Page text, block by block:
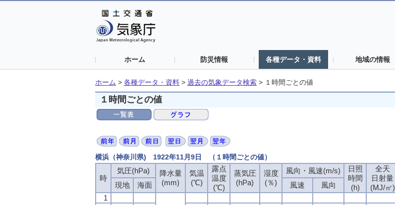
ホーム 防災情報 各種データ・資料 地域の情報
ホーム > 各種データ・資料 > 過去の気象データ検索 > １時間ごとの値
１時間ごとの値
横浜（神奈川県) 1922年11月9日 （１時間ごとの値）
時
気圧(hPa)
降水量
(mm)
気温
(℃)
露点
温度
(℃)
蒸気圧
(hPa)
湿度
(％)
風向・風速(m/s)
日照
時間
(h)
全天
日射量
(MJ/㎡)
現地 海面 風速 風向
1